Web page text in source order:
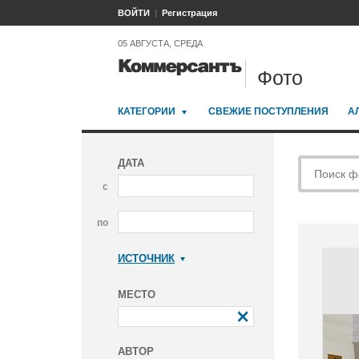
ВОЙТИ Регистрация
05 АВГУСТА, СРЕДА
Фото
КАТЕГОРИИ СВЕЖИЕ ПОСТУПЛЕНИЯ
ДАТА
с
по
ИСТОЧНИК
МЕСТО
АВТОР